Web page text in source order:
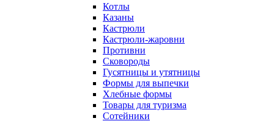
Котлы
Казаны
Кастрюли
Кастрюли-жаровни
Противни
Сковороды
Гусятницы и утятницы
Формы для выпечки
Хлебные формы
Товары для туризма
Сотейники